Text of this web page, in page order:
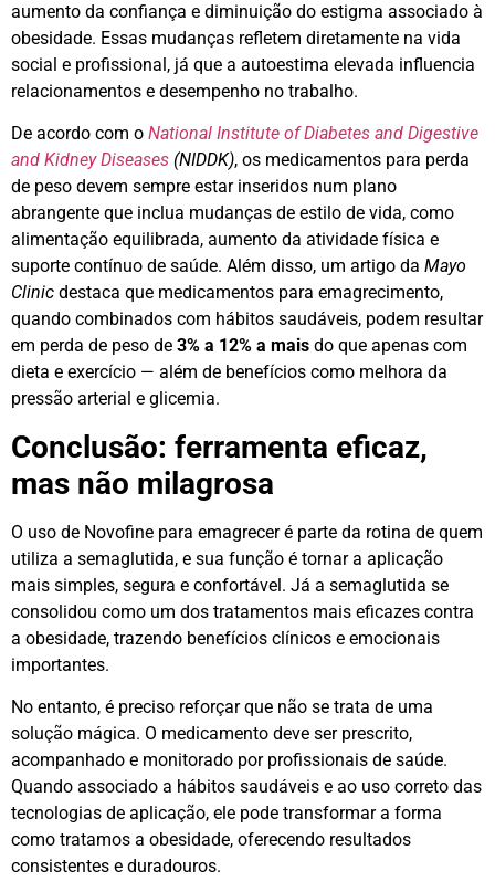
aumento da confiança e diminuição do estigma associado à
obesidade. Essas mudanças refletem diretamente na vida
social e profissional, já que a autoestima elevada influencia
relacionamentos e desempenho no trabalho.
De acordo com o National Institute of Diabetes and Digestive
and Kidney Diseases (NIDDK), os medicamentos para perda
de peso devem sempre estar inseridos num plano
abrangente que inclua mudanças de estilo de vida, como
alimentação equilibrada, aumento da atividade física e
suporte contínuo de saúde. Além disso, um artigo da Mayo
Clinic destaca que medicamentos para emagrecimento,
quando combinados com hábitos saudáveis, podem resultar
em perda de peso de 3% a 12% a mais do que apenas com
dieta e exercício — além de benefícios como melhora da
pressão arterial e glicemia.
Conclusão: ferramenta eficaz,
mas não milagrosa
O uso de Novofine para emagrecer é parte da rotina de quem
utiliza a semaglutida, e sua função é tornar a aplicação
mais simples, segura e confortável. Já a semaglutida se
consolidou como um dos tratamentos mais eficazes contra
a obesidade, trazendo benefícios clínicos e emocionais
importantes.
No entanto, é preciso reforçar que não se trata de uma
solução mágica. O medicamento deve ser prescrito,
acompanhado e monitorado por profissionais de saúde.
Quando associado a hábitos saudáveis e ao uso correto das
tecnologias de aplicação, ele pode transformar a forma
como tratamos a obesidade, oferecendo resultados
consistentes e duradouros.